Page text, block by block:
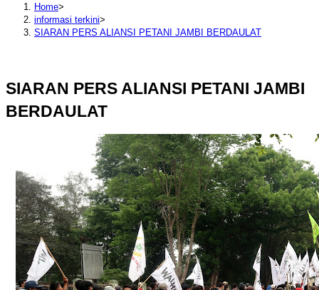
Home>
informasi terkini>
SIARAN PERS ALIANSI PETANI JAMBI BERDAULAT
SIARAN PERS ALIANSI PETANI JAMBI
BERDAULAT